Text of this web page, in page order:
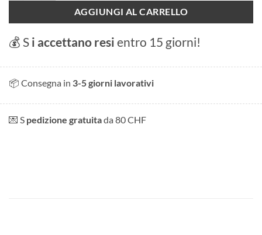
AGGIUNGI AL CARRELLO
💰 S i accettano resi entro 15 giorni!
📦 Consegna in 3-5 giorni lavorativi
💌 S pedizione gratuitada 80 CHF